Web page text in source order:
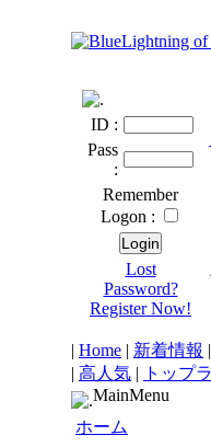
ID :
Pass
:
Remember
Logon :
Lost
Password?
Register Now!
| Home | 新着情報 |
| 高人気 | トップ
MainMenu
ホーム